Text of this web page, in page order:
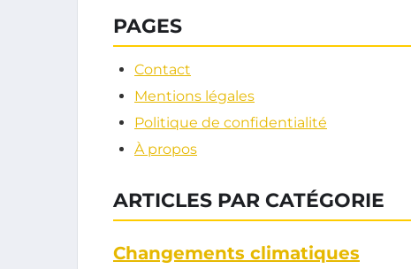
PAGES
Contact
Mentions légales
Politique de confidentialité
À propos
ARTICLES PAR CATÉGORIE
Changements climatiques